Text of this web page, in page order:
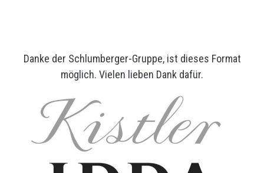
Danke der Schlumberger-Gruppe, ist dieses Format
möglich. Vielen lieben Dank dafür.